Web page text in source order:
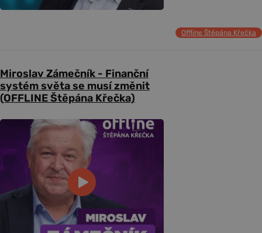
Offline Štěpána Křečka
Miroslav Zámečník - Finanční
systém světa se musí změnit
(OFFLINE Štěpána Křečka)